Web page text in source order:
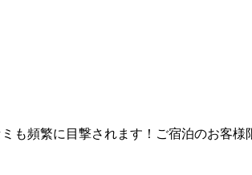
も頻繁に目撃されます！ご宿泊のお客